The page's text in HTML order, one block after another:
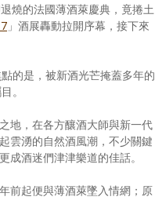
燒的法國薄酒萊慶典，竟捲土
」酒展轟動拉開序幕，接下來
的是，被新酒光芒掩蓋多年的
。
地，在各方釀酒大師與新一代
雲湧的自然酒風潮，不少關鍵
酒迷們津津樂道的佳話。
前起便與薄酒萊墜入情網；原